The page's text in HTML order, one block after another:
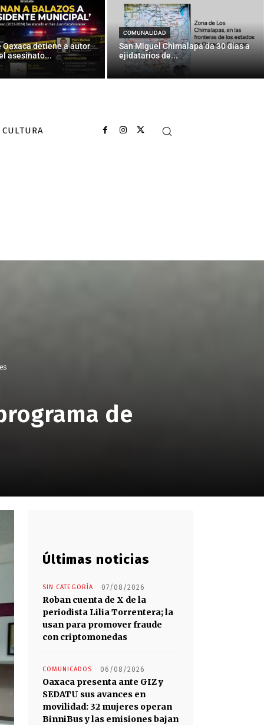
Oaxaca detiene a autor
asesinato...
COMUNALIDAD
San Miguel Chimalapa da 30 días a
ejidatarios de...
CULTURA
de
Últimas noticias
SIN CATEGORÍA 07/08/2026
Roban cuenta de X de la
periodista Lilia Torrentera; la
usan para promover fraude
con criptomonedas
COMUNICADOS 06/08/2026
Oaxaca presenta ante GIZ y
SEDATU sus avances en
movilidad: 32 mujeres operan
BinniBus y las emisiones bajan